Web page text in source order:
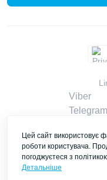
Viber
Telegram
Цей сайт використовує
роботи користувача.
погоджуєтеся з
Детальніше